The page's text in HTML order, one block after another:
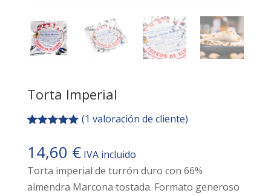
Torta Imperial
5 en base
valoración
de un
cliente
(1 valoración de cliente)
14,60 € IVA incluido
Torta imperial de turrón duro con 66%
almendra Marcona tostada. Formato generoso